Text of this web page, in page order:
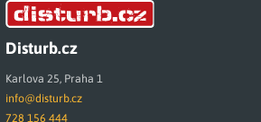
Disturb.cz
Karlova 25, Praha 1
info@disturb.cz
728 156 444